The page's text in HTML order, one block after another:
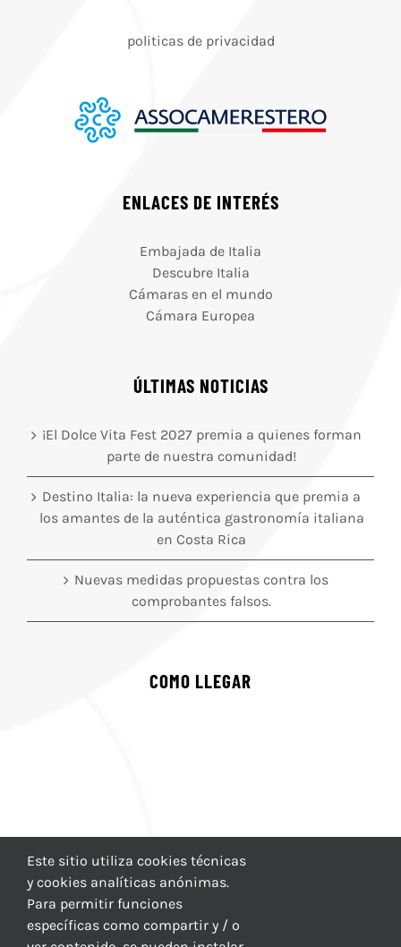
politicas de privacidad
ENLACES DE INTERÉS
Embajada de Italia
Descubre Italia
Cámaras en el mundo
Cámara Europea
ÚLTIMAS NOTICIAS
¡El Dolce Vita Fest 2027 premia a quienes forman
parte de nuestra comunidad!
Destino Italia: la nueva experiencia que premia a
los amantes de la auténtica gastronomía italiana
en Costa Rica
Nuevas medidas propuestas contra los
comprobantes falsos.
COMO LLEGAR
Este sitio utiliza cookies técnicas
y cookies analíticas anónimas.
Para permitir funciones
específicas como compartir y / o